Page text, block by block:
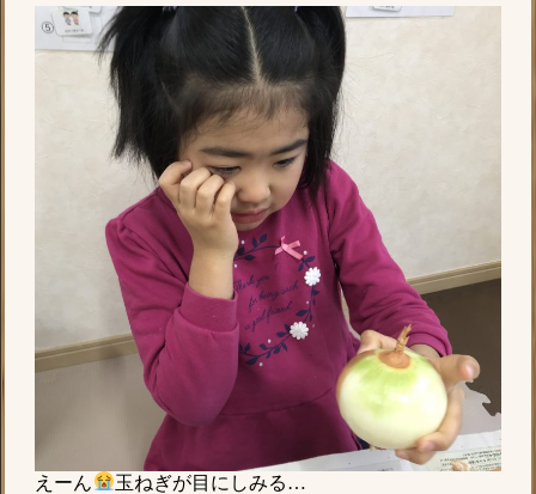
えーん 玉ねぎが目にしみる…